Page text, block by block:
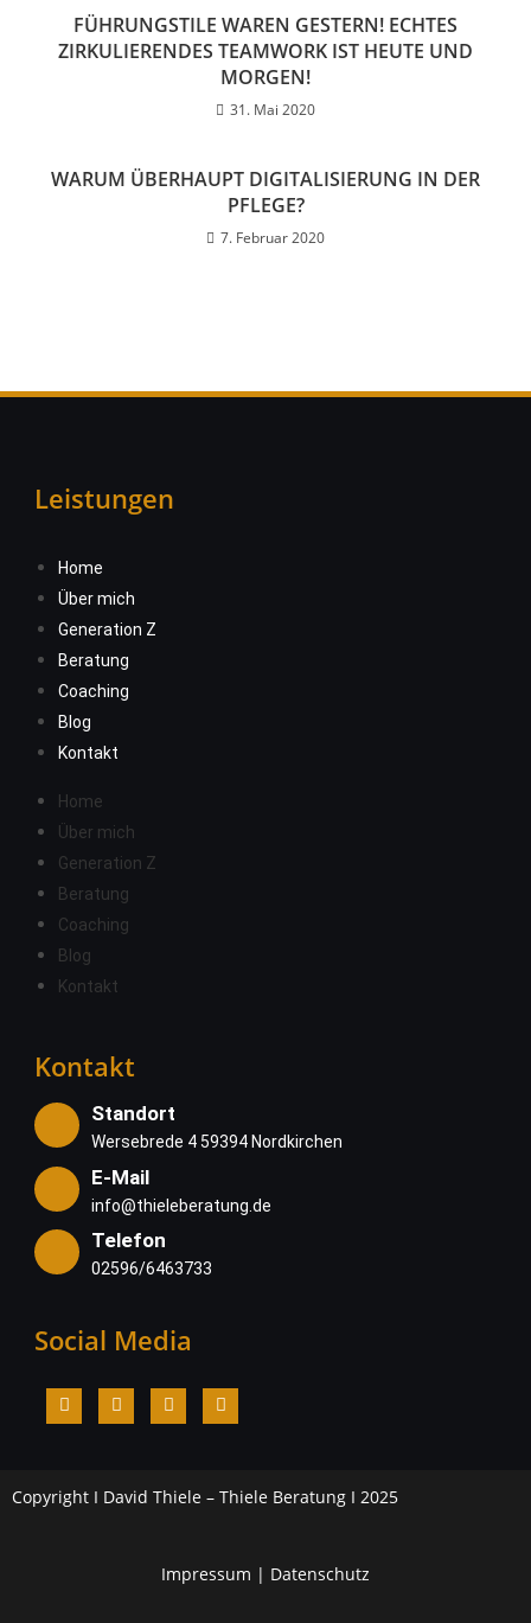
FÜHRUNGSTILE WAREN GESTERN! ECHTES
ZIRKULIERENDES TEAMWORK IST HEUTE UND
MORGEN!
31. Mai 2020
WARUM ÜBERHAUPT DIGITALISIERUNG IN DER
PFLEGE?
7. Februar 2020
Leistungen
Home
Über mich
Generation Z
Beratung
Coaching
Blog
Kontakt
Home
Über mich
Generation Z
Beratung
Coaching
Blog
Kontakt
Kontakt
Standort
Wersebrede 4 59394 Nordkirchen
E-Mail
info@thieleberatung.de
Telefon
02596/6463733
Social Media
Copyright I David Thiele – Thiele Beratung I 2025
Impressum | Datenschutz